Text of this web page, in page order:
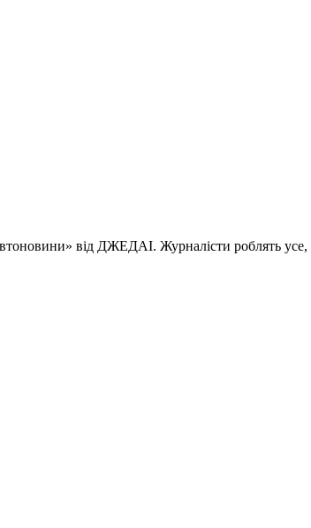
від ДЖЕДАІ. Журналісти роблять